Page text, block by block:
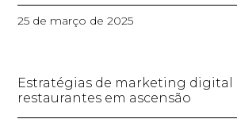
25 de março de 2025
Estratégias de marketing digital
restaurantes em ascensão